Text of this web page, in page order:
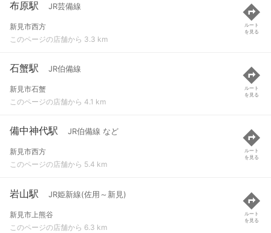
布原駅 JR芸備線
新見市西方
このページの店舗から 3.3 km
ルート
を見る
石蟹駅 JR伯備線
新見市石蟹
このページの店舗から 4.1 km
ルート
を見る
備中神代駅 JR伯備線 など
新見市西方
このページの店舗から 5.4 km
ルート
を見る
岩山駅 JR姫新線(佐用～新見)
新見市上熊谷
このページの店舗から 6.3 km
ルート
を見る